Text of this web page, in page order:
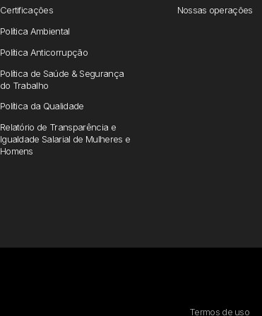
Certificações
Política Ambiental
Política Anticorrupção
Política de Saúde & Segurança
do Trabalho
Política da Qualidade
Relatório de Transparência e
Igualdade Salarial de Mulheres e
Homens
Nossas operações
Termos de uso